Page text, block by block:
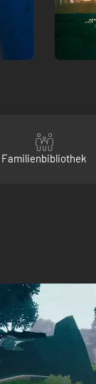
Familienbibliothek